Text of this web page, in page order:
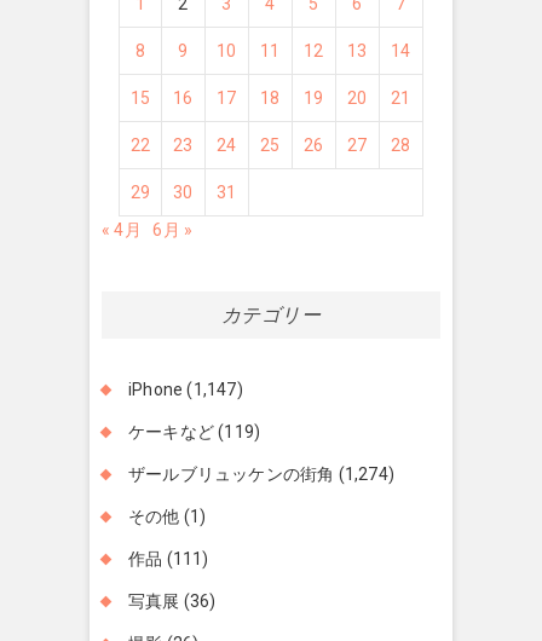
8 9 10 11 12 13 14
15 16 17 18 19 20 21
22 23 24 25 26 27 28
29 30
31
« 4月
6月 »
カテゴリー
iPhone (1,147)
ケーキなど(119)
ザールブリュッケンの街角 (1,274)
その他 (1)
作品 (111)
写真展 (36)